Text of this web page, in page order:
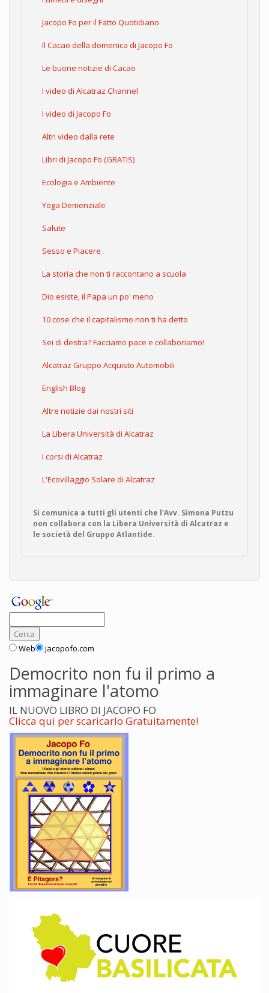
Jacopo Fo per il Fatto Quotidiano
Il Cacao della domenica di Jacopo Fo
Le buone notizie di Cacao
I video di Alcatraz Channel
I video di Jacopo Fo
Altri video dalla rete
Libri di Jacopo Fo (GRATIS)
Ecologia e Ambiente
Yoga Demenziale
Salute
Sesso e Piacere
La storia che non ti raccontano a scuola
Dio esiste, il Papa un po' meno
10 cose che il capitalismo non ti ha detto
Sei di destra? Facciamo pace e collaboriamo!
Alcatraz Gruppo Acquisto Automobili
English Blog
Altre notizie dai nostri siti
La Libera Università di Alcatraz
I corsi di Alcatraz
L'Ecovillaggio Solare di Alcatraz
Si comunica a tutti gli utenti che l'Avv. Simona Putzu
non collabora con la Libera Università di Alcatraz e
le società del Gruppo Atlantide.
Web jacopofo.com
Democrito non fu il primo a
immaginare l'atomo
IL NUOVO LIBRO DI JACOPO FO
Clicca qui per scaricarlo Gratuitamente!